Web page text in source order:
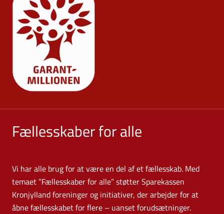
Fællesskaber for alle
Vi har alle brug for at være en del af et fællesskab. Med
temaet ”Fællesskaber for alle” støtter Sparekassen
Kronjylland foreninger og initiativer, der arbejder for at
åbne fællesskabet for flere – uanset forudsætninger.